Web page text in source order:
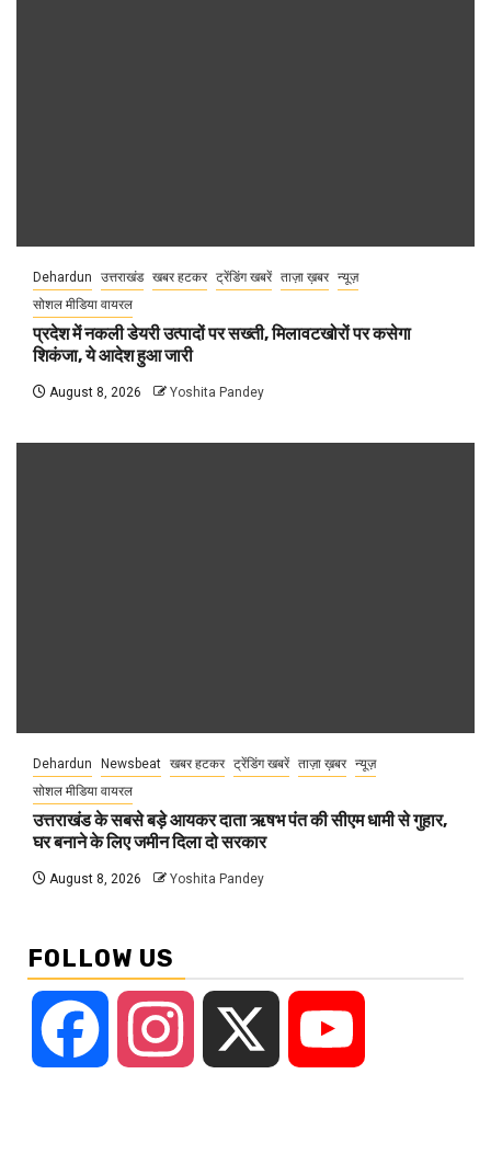
Dehardun उत्तराखंड खबर हटकर ट्रेंडिंग खबरें ताज़ा ख़बर न्यूज़
सोशल मीडिया वायरल
प्रदेश में नकली डेयरी उत्पादों पर सख्ती, मिलावटखोरों पर कसेगा
शिकंजा, ये आदेश हुआ जारी
August 8, 2026 Yoshita Pandey
Dehardun Newsbeat खबर हटकर ट्रेंडिंग खबरें ताज़ा ख़बर न्यूज़
सोशल मीडिया वायरल
उत्तराखंड के सबसे बड़े आयकर दाता ऋषभ पंत की सीएम धामी से गुहार,
घर बनाने के लिए जमीन दिला दो सरकार
August 8, 2026 Yoshita Pandey
FOLLOW US
Facebook Instagram